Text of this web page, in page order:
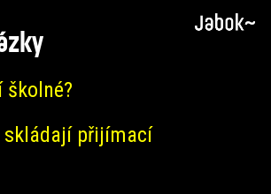
skládají přijímací